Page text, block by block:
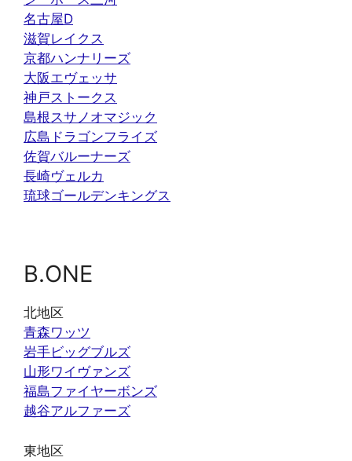
名古屋D
滋賀レイクス
京都ハンナリーズ
大阪エヴェッサ
神戸ストークス
島根スサノオマジック
広島ドラゴンフライズ
佐賀バルーナーズ
長崎ヴェルカ
琉球ゴールデンキングス
B.ONE
北地区
青森ワッツ
岩手ビッグブルズ
山形ワイヴァンズ
福島ファイヤーボンズ
越谷アルファーズ
東地区